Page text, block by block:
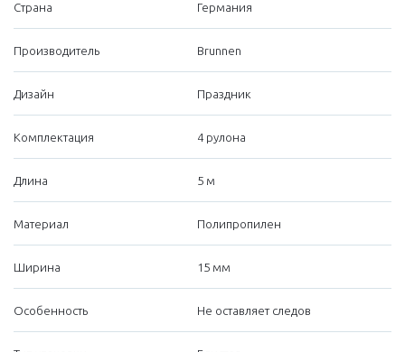
Страна Германия
Производитель Brunnen
Дизайн Праздник
Комплектация 4 рулона
Длина 5 м
Материал Полипропилен
Ширина 15 мм
Особенность Не оставляет следов